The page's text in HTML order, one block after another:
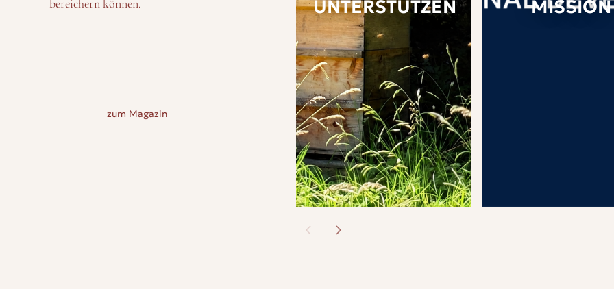
bereichern können.
zum Magazin
UNTERSTÜTZEN
MISSION